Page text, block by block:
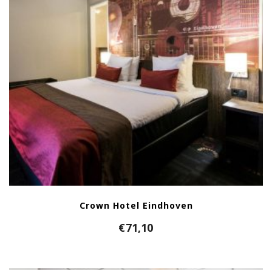
Crown Hotel Eindhoven
€71,10